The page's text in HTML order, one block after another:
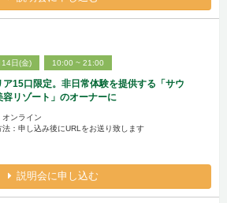
日(金) 10:00 ~ 21:00
ア15口限定。非日常体験を提供する「サウ
容リゾート」のオーナーに
オンライン
法：申し込み後にURLをお送り致します
説明会に申し込む